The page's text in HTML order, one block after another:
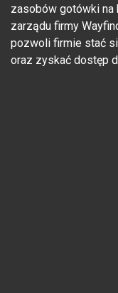
zasobów gotówki na
zarządu firmy
pozwoli firmie stać
oraz zyskać dostęp